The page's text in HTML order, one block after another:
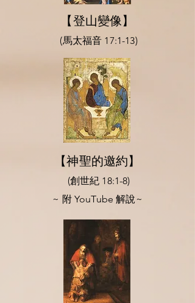
【登山變像】
(馬太福音 17:1-13)
【神聖的邀約】
(創世紀 18:1-8)
​~ 附 YouTube 解說~